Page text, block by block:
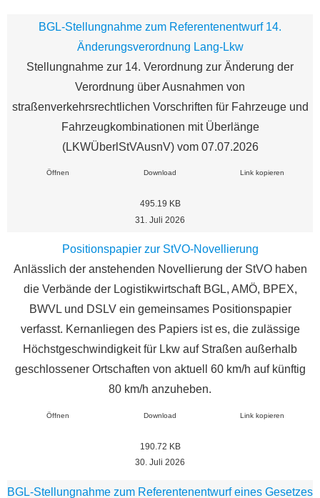
BGL-Stellungnahme zum Referentenentwurf 14.
Änderungsverordnung Lang-Lkw
Stellungnahme zur 14. Verordnung zur Änderung der
Verordnung über Ausnahmen von
straßenverkehrsrechtlichen Vorschriften für Fahrzeuge und
Fahrzeugkombinationen mit Überlänge
(LKWÜberlStVAusnV) vom 07.07.2026
Öffnen Download Link kopieren
495.19 KB
31. Juli 2026
Positionspapier zur StVO-Novellierung
Anlässlich der anstehenden Novellierung der StVO haben
die Verbände der Logistikwirtschaft BGL, AMÖ, BPEX,
BWVL und DSLV ein gemeinsames Positionspapier
verfasst. Kernanliegen des Papiers ist es, die zulässige
Höchstgeschwindigkeit für Lkw auf Straßen außerhalb
geschlossener Ortschaften von aktuell 60 km/h auf künftig
80 km/h anzuheben.
Öffnen Download Link kopieren
190.72 KB
30. Juli 2026
BGL-Stellungnahme zum Referentenentwurf eines Gesetzes